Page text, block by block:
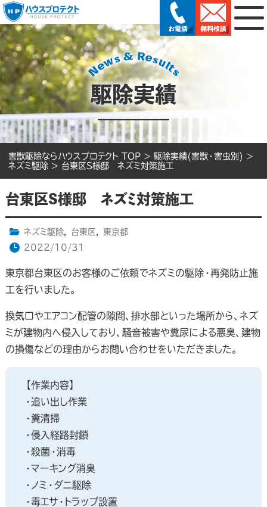
駆除実績
害獣駆除ならハウスプロテクト TOP > 駆除実績(害獣・害虫別) >
ネズミ駆除 > 台東区S様邸 ネズミ対策施工
台東区S様邸 ネズミ対策施工
ネズミ駆除, 台東区 ,
東京都
2022/10/31
東京都台東区のお客様のご依頼でネズミの駆除・再発防止施
工を行いました。
換気口やエアコン配管の隙間、排水部といった場所から、ネズ
ミが建物内へ侵入しており、騒音被害や糞尿による悪臭、建物
の損傷などの理由からお問い合わせをいただきました。
【作業内容】
・追い出し作業
・糞清掃
・侵入経路封鎖
・殺菌・消毒
・マーキング消臭
・ノミ・ダニ駆除
・毒エサ・トラップ設置